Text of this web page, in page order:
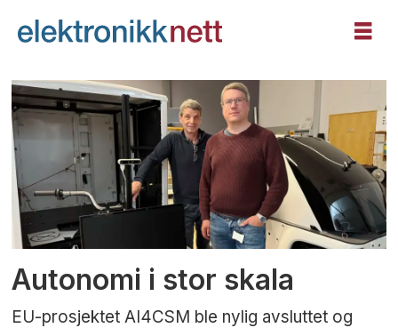
Tag:
ai4csm
Autonomi i stor skala
EU-prosjektet AI4CSM ble nylig avsluttet og